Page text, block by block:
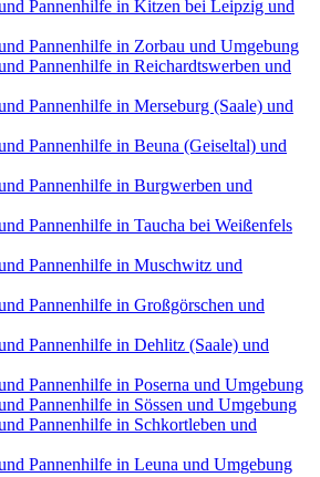
Pannenhilfe in Kitzen bei Leipzig und
Pannenhilfe in Zorbau und Umgebung
Pannenhilfe in Reichardtswerben und
Pannenhilfe in Merseburg (Saale) und
Pannenhilfe in Beuna (Geiseltal) und
Pannenhilfe in Burgwerben und
Pannenhilfe in Taucha bei Weißenfels
Pannenhilfe in Muschwitz und
Pannenhilfe in Großgörschen und
Pannenhilfe in Dehlitz (Saale) und
Pannenhilfe in Poserna und Umgebung
Pannenhilfe in Sössen und Umgebung
Pannenhilfe in Schkortleben und
Pannenhilfe in Leuna und Umgebung